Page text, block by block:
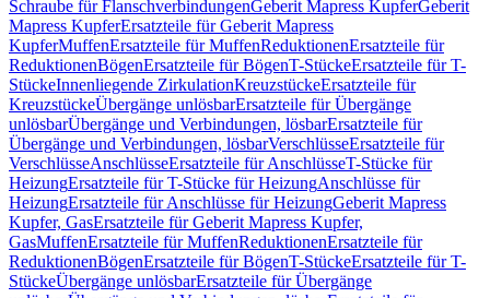
Schraube für FlanschverbindungenGeberit Mapress KupferGeberit
Mapress KupferErsatzteile für Geberit Mapress
KupferMuffenErsatzteile für MuffenReduktionenErsatzteile für
ReduktionenBögenErsatzteile für BögenT-StückeErsatzteile für T-
StückeInnenliegende ZirkulationKreuzstückeErsatzteile für
KreuzstückeÜbergänge unlösbarErsatzteile für Übergänge
unlösbarÜbergänge und Verbindungen, lösbarErsatzteile für
Übergänge und Verbindungen, lösbarVerschlüsseErsatzteile für
VerschlüsseAnschlüsseErsatzteile für AnschlüsseT-Stücke für
HeizungErsatzteile für T-Stücke für HeizungAnschlüsse für
HeizungErsatzteile für Anschlüsse für HeizungGeberit Mapress
Kupfer, GasErsatzteile für Geberit Mapress Kupfer,
GasMuffenErsatzteile für MuffenReduktionenErsatzteile für
ReduktionenBögenErsatzteile für BögenT-StückeErsatzteile für T-
StückeÜbergänge unlösbarErsatzteile für Übergänge